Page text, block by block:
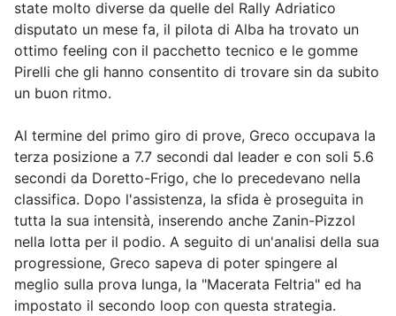
state molto diverse da quelle del Rally Adriatico
disputato un mese fa, il pilota di Alba ha trovato un
ottimo feeling con il pacchetto tecnico e le gomme
Pirelli che gli hanno consentito di trovare sin da subito
un buon ritmo.
Al termine del primo giro di prove, Greco occupava la
terza posizione a 7.7 secondi dal leader e con soli 5.6
secondi da Doretto-Frigo, che lo precedevano nella
classifica. Dopo l'assistenza, la sfida è proseguita in
tutta la sua intensità, inserendo anche Zanin-Pizzol
nella lotta per il podio. A seguito di un'analisi della sua
progressione, Greco sapeva di poter spingere al
meglio sulla prova lunga, la "Macerata Feltria" ed ha
impostato il secondo loop con questa strategia.